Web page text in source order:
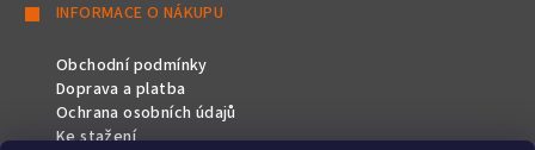
INFORMACE O NÁKUPU
Obchodní podmínky
Doprava a platba
Ochrana osobních údajů
Ke stažení